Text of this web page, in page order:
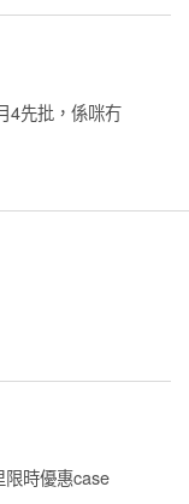
4先批，係咪冇
時優惠case